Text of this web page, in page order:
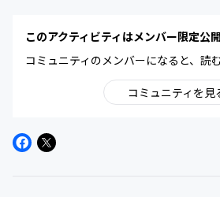
このアクティビティはメンバー限定公開
コミュニティのメンバーになると、読
コミュニティを見